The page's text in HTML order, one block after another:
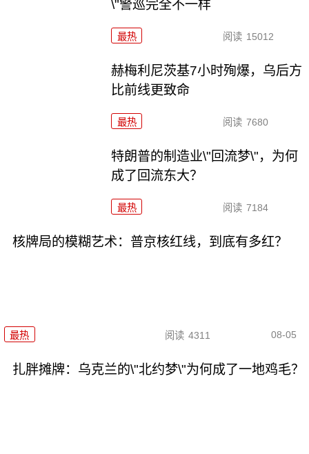
\"警巡完全不一样
最热 阅读 15012
赫梅利尼茨基7小时殉爆，乌后方
比前线更致命
最热 阅读 7680
特朗普的制造业\"回流梦\"，为何
成了回流东大？
最热 阅读 7184
核牌局的模糊艺术：普京核红线，到底有多红？
最热 阅读 4311 08-05
扎胖摊牌：乌克兰的\"北约梦\"为何成了一地鸡毛？